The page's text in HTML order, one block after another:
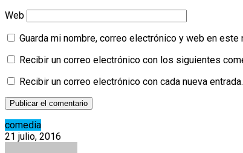
Web
Guarda mi nombre, correo electrónico y web en
Recibir un correo electrónico con los siguientes
Recibir un correo electrónico con cada nueva entrada.
comedia
21 julio, 2016